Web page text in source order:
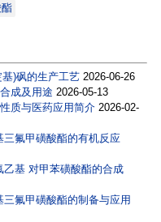
)砜的生产工艺 2026-06-26
成及用途 2026-05-13
质与医药应用简介 2026-02-
三氟甲磺酸酯的有机反应
乙基 对甲苯磺酸酯的合成
三氟甲磺酸酯的制备与应用